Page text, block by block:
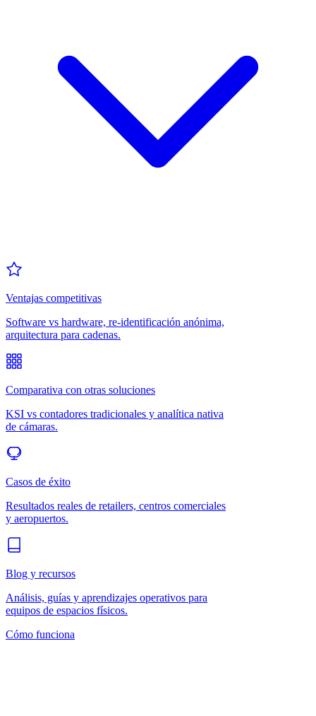
Ventajas competitivas
Software vs hardware, re-identificación anónima,
arquitectura para cadenas.
Comparativa con otras soluciones
KSI vs contadores tradicionales y analítica nativa
de cámaras.
Casos de éxito
Resultados reales de retailers, centros comerciales
y aeropuertos.
Blog y recursos
Análisis, guías y aprendizajes operativos para
equipos de espacios físicos.
Cómo funciona